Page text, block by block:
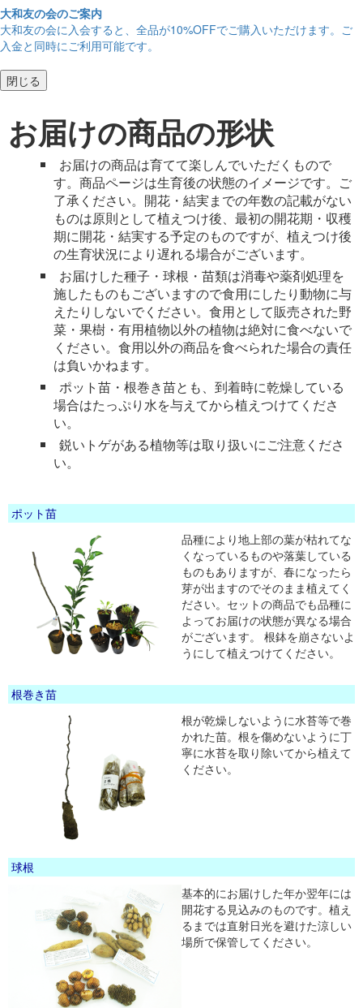
大和友の会のご案内
大和友の会に入会すると、 全品が10%OFFでご購入いただけます。ご
入金と同時にご利用可能です。
閉じる
お届けの商品の形状
お届けの商品は育てて楽しんでいただくもので
す。商品ページは生育後の状態のイメージです。ご
了承ください。開花・結実までの年数の記載がない
ものは原則として植えつけ後、最初の開花期・収穫
期に開花・結実する予定のものですが、植えつけ後
の生育状況により遅れる場合がございます。
お届けした種子・球根・苗類は消毒や薬剤処理を
施したものもございますので食用にしたり動物に与
えたりしないでください。食用として販売された野
菜・果樹・有用植物以外の植物は絶対に食べないで
ください。食用以外の商品を食べられた場合の責任
は負いかねます。
ポット苗・根巻き苗とも、到着時に乾燥している
場合はたっぷり水を与えてから植えつけてくださ
い。
鋭いトゲがある植物等は取り扱いにご注意くださ
い。
ポット苗
品種により地上部の葉が枯れてな
くなっているものや落葉している
ものもありますが、春になったら
芽が出ますのでそのまま植えてく
ださい。セットの商品でも品種に
よってお届けの状態が異なる場合
がございます。 根鉢を崩さないよ
うにして植えつけてください。
根巻き苗
根が乾燥しないように水苔等で巻
かれた苗。根を傷めないように丁
寧に水苔を取り除いてから植えて
ください。
球根
基本的にお届けした年か翌年には
開花する見込みのものです。植え
るまでは直射日光を避けた涼しい
場所で保管してください。